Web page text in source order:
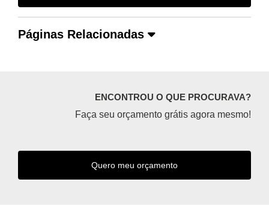
Páginas Relacionadas
ENCONTROU O QUE PROCURAVA?
Faça seu orçamento grátis agora mesmo!
Quero meu orçamento